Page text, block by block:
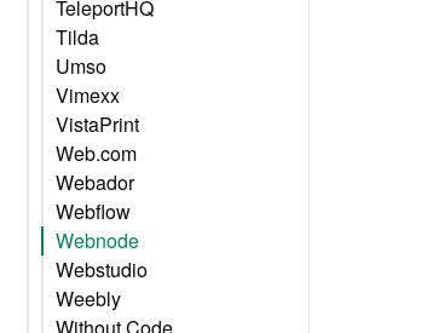
TeleportHQ
Tilda
Umso
Vimexx
VistaPrint
Web.com
Webador
Webflow
Webnode
Webstudio
Weebly